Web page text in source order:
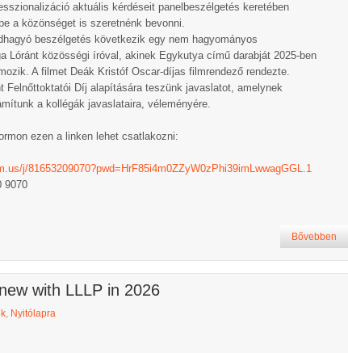
aktuális kérdéseit panelbeszélgetés keretében
a közönséget is szeretnénk bevonni.
beszélgetés következik egy nem hagyományos
Lóránt közösségi íróval, akinek Egykutya című darabját 2025-ben
A filmet Deák Kristóf Oscar-díjas filmrendező rendezte.
Felnőttoktatói Díj alapítására teszünk javaslatot, amelynek
a kollégák javaslataira, véleményére.
ezen a linken lehet csatlakozni:
j/81653209070?pwd=HrF85i4m0ZZyW0zPhi39imLwwagGGL.1
9070
Bővebben
with LLLP in 2026
, Nyitólapra